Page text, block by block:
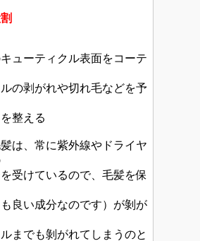
ューティクル表面をコーテ
の剥がれや切れ毛などを予
整える
髪は、常に紫外線やドライヤ
受けているので、毛髪を保
良い成分なのです）が剝が
までも剝がれてしまうのと